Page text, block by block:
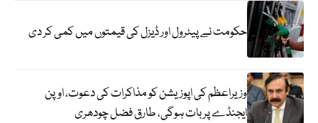
حکومت نے پیٹرول اور ڈیزل کی قیمتوں میں کمی کر دی
وزیراعظم کی اپوزیشن کو مذاکرات کی دعوت، اوپن
ایجنڈے پر بات ہوگی، طارق فضل چودھری